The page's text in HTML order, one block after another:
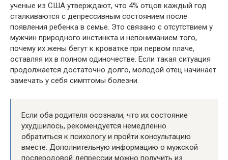
ученые из США утверждают, что 4% отцов каждый год
сталкиваются с депрессивным состоянием после
появления ребенка в семье. Это связано с отсутствием у
мужчин природного инстинкта и непониманием того,
почему их жены бегут к кроватке при первом плаче,
оставляя их в полном одиночестве. Если такая ситуация
продолжается достаточно долго, молодой отец начинает
замечать у себя симптомы болезни.
Если оба родителя осознали, что их состояние
ухудшилось, рекомендуется немедленно
обратиться к психологу и пройти консультацию
вместе. Дополнительную информацию о мужской
послеродовой депрессии можно получить из